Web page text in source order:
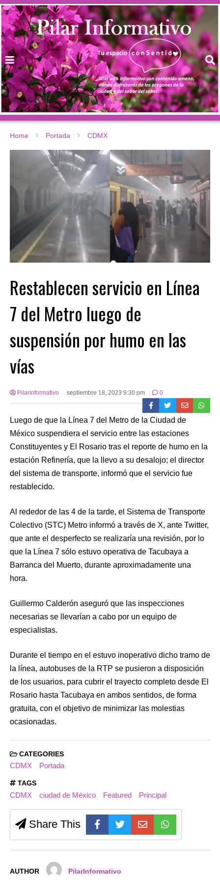
Home Portada CDMX
Restablecen servicio en Línea
7 del Metro luego de
suspensión por humo en las
vías
PilarInformativo septiembre 18, 2023 9:30 pm 0
Luego de que la Línea 7 del Metro de la Ciudad de
México suspendiera el servicio entre las estaciones
Constituyentes y El Rosario tras el reporte de humo en la
estación Refinería, que la llevo a su desalojo; el director
del sistema de transporte, informó que el servicio fue
restablecido.
Al rededor de las 4 de la tarde, el Sistema de Transporte
Colectivo (STC) Metro informó a través de X, ante Twitter,
que ante el desperfecto se realizaría una revisión, por lo
que la Línea 7 sólo estuvo operativa de Tacubaya a
Barranca del Muerto, durante aproximadamente una
hora.
Guillermo Calderón aseguró que las inspecciones
necesarias se llevarían a cabo por un equipo de
especialistas.
Durante el tiempo en el estuvo inoperativo dicho tramo de
la línea, autobuses de la RTP se pusieron a disposición
de los usuarios, para cubrir el trayecto completo desde El
Rosario hasta Tacubaya en ambos sentidos, de forma
gratuita, con el objetivo de minimizar las molestias
ocasionadas.
CATEGORIES
CDMX Portada
TAGS
CDMX ciudad de México Featured Principal
Share This
AUTHOR PilarInformativo